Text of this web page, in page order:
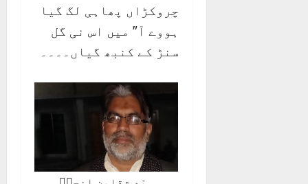
چروکڑاں پھاہی لگ گیا
ہووے آ” میں اس نی گل
سنڑ کے کنبھ گیاں۔۔۔۔